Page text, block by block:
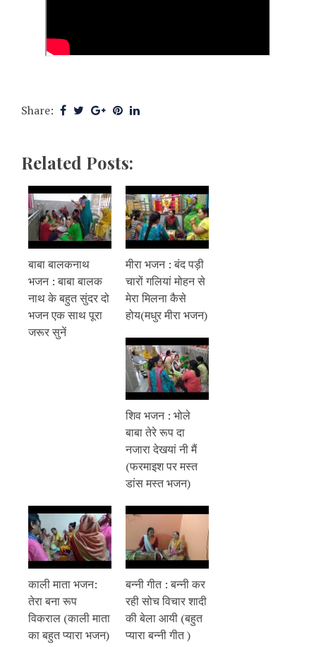
Share:
Related Posts:
बाबा बालकनाथ
भजन : बाबा बालक
नाथ के बहुत सुंदर दो
भजन एक साथ पूरा
जरूर सुनें
मीरा भजन : बंद पड़ी
चारों गलियां मोहन से
मेरा मिलना कैसे
होय(मधुर मीरा भजन)
शिव भजन : भोले
बाबा तेरे रूप दा
नजारा देखयां नी मैं
(फरमाइश पर मस्त
डांस मस्त भजन)
काली माता भजन:
तेरा बना रूप
विकराल (काली माता
का बहुत प्यारा भजन)
बन्नी गीत : बन्नी कर
रही सोच विचार शादी
की बेला आयी (बहुत
प्यारा बन्नी गीत )